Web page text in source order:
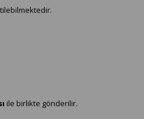
ile birlikte gönderilir.